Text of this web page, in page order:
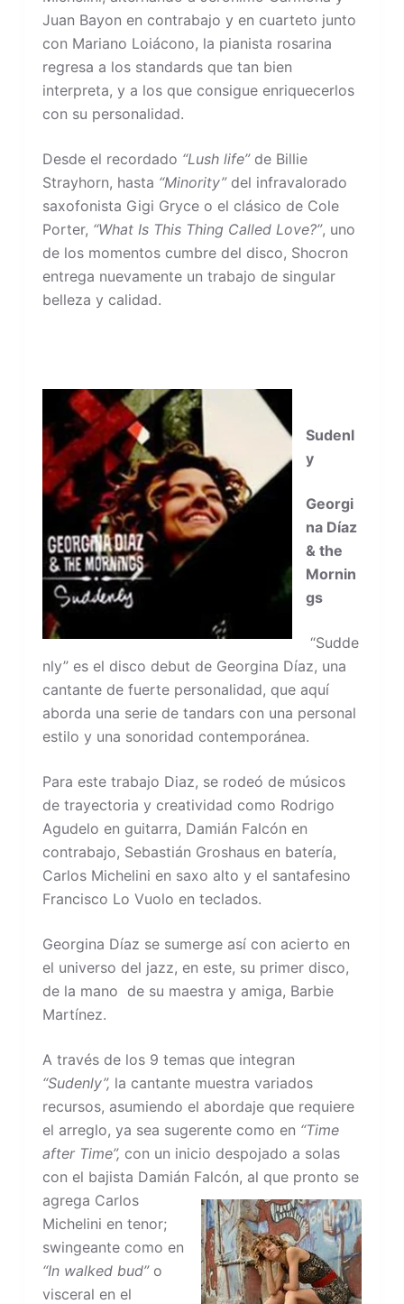
Juan Bayon en contrabajo y en cuarteto junto
con Mariano Loiácono, la pianista rosarina
regresa a los standards que tan bien
interpreta, y a los que consigue enriquecerlos
con su personalidad.
Desde el recordado “Lush life”de Billie
Strayhorn, hasta “Minority”del infravalorado
saxofonista Gigi Gryce o el clásico de Cole
Porter, “What Is This Thing Called Love?”, uno
de los momentos cumbre del disco, Shocron
entrega nuevamente un trabajo de singular
belleza y calidad.
Sudenl
y
Georgi
na Díaz
& the
Mornin
gs
“Sudde
nly” es el disco debut de Georgina Díaz, una
cantante de fuerte personalidad, que aquí
aborda una serie de tandars con una personal
estilo y una sonoridad contemporánea.
Para este trabajo Diaz, se rodeó de músicos
de trayectoria y creatividad como Rodrigo
Agudelo en guitarra, Damián Falcón en
contrabajo, Sebastián Groshaus en batería,
Carlos Michelini en saxo alto y el santafesino
Francisco Lo Vuolo en teclados.
Georgina Díaz se sumerge así con acierto en
el universo del jazz, en este, su primer disco,
de la mano de su maestra y amiga, Barbie
Martínez.
A través de los 9 temas que integran
“Sudenly”, la cantante muestra variados
recursos, asumiendo el abordaje que requiere
el arreglo, ya sea sugerente como en “Time
after Time”, con un inicio despojado a solas
con el bajista Damián Falcón, al que pronto se
agrega Carlos
Michelini en tenor;
swingeante como en
“In walked bud”o
visceral en el